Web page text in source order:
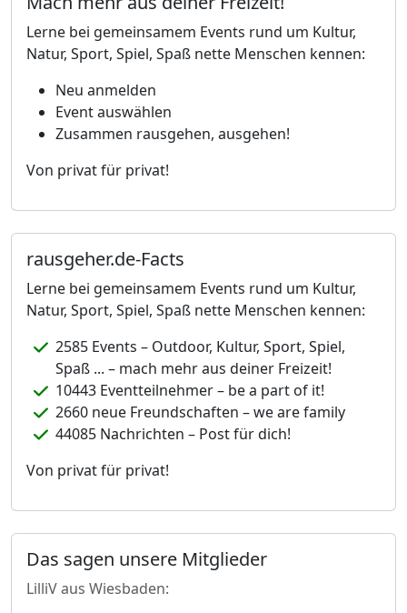
Lerne bei gemeinsamem Events rund um Kultur,
Natur, Sport, Spiel, Spaß nette Menschen kennen:
Neu anmelden
Event auswählen
Zusammen rausgehen, ausgehen!
Von privat für privat!
rausgeher.de-Facts
Lerne bei gemeinsamem Events rund um Kultur,
Natur, Sport, Spiel, Spaß nette Menschen kennen:
2585 Events – Outdoor, Kultur, Sport, Spiel,
Spaß ... – mach mehr aus deiner Freizeit!
10443 Eventteilnehmer – be a part of it!
2660 neue Freundschaften – we are family
44085 Nachrichten – Post für dich!
Von privat für privat!
Das sagen unsere Mitglieder
LilliV aus Wiesbaden: